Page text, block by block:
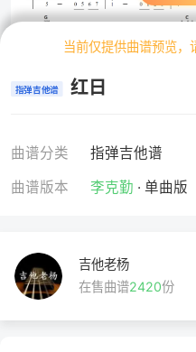
当前仅提供曲谱预览，
指弹吉他谱 红日
曲谱分类
指弹吉他谱
曲谱版本
李克勤 · 单曲版
吉他老杨
在售曲谱2420份